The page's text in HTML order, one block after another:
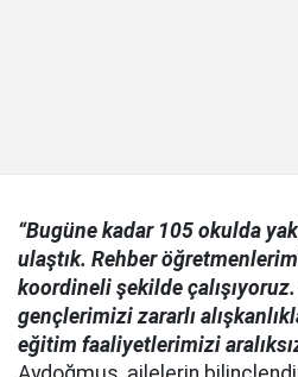
“Bugüne kadar 105 okulda
ulaştık. Rehber
koordineli şekilde çalışıyoruz.
gençlerimizi zararlı
eğitim faaliyetlerimizi